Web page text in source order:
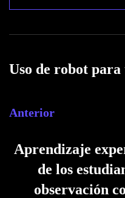
Uso de robot para
Anterior
Aprendizaje
de los
observación